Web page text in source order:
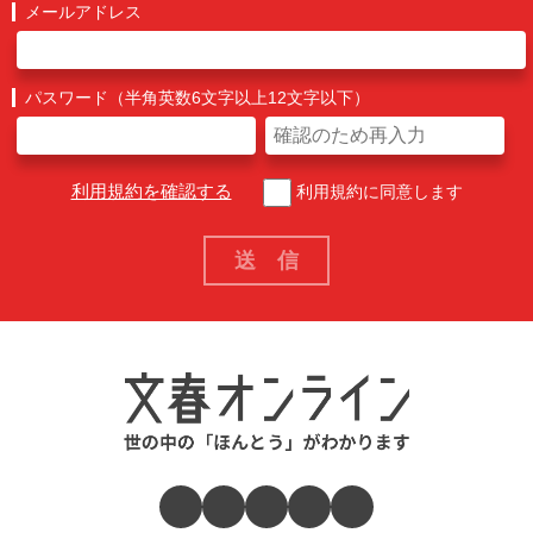
メールアドレス
パスワード（半角英数6文字以上12文字以下）
利用規約を確認する 利用規約に同意します